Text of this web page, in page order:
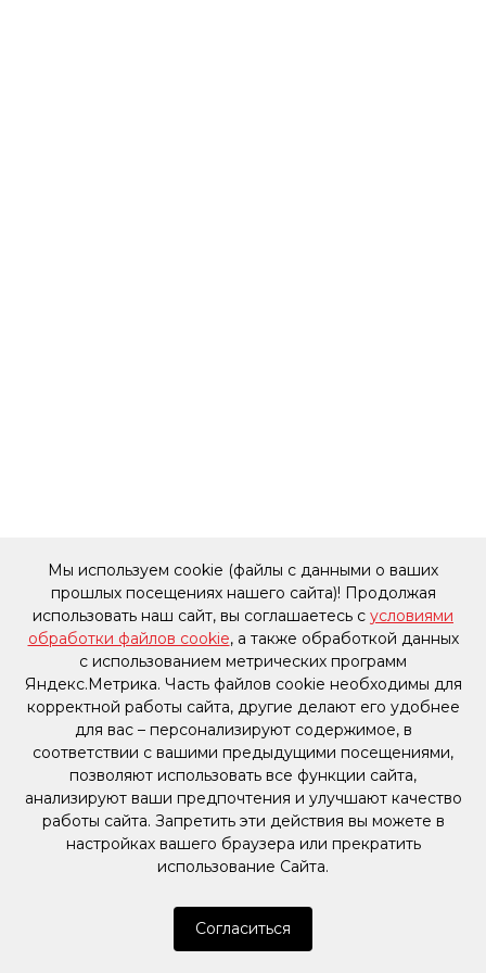
Мы используем cookie (файлы с данными о ваших
прошлых посещениях нашего сайта)! Продолжая
использовать наш сайт, вы соглашаетесь с условиями
обработки файлов cookie, а также обработкой данных
с использованием метрических программ
Яндекс.Метрика. Часть файлов cookie необходимы для
корректной работы сайта, другие делают его удобнее
для вас – персонализируют содержимое, в
соответствии с вашими предыдущими посещениями,
позволяют использовать все функции сайта,
анализируют ваши предпочтения и улучшают качество
работы сайта. Запретить эти действия вы можете в
настройках вашего браузера или прекратить
использование Сайта.
Согласиться